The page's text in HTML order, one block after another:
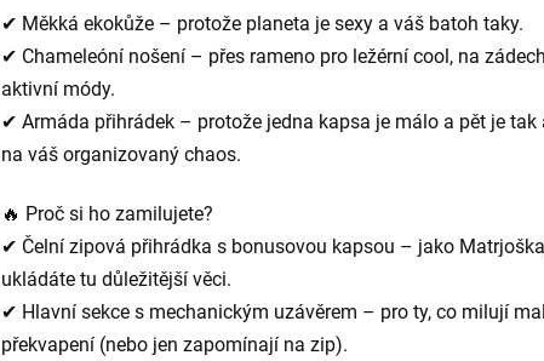
✔ Měkká ekokůže – protože planeta je sexy a váš batoh taky.
✔ Chameleóní nošení – přes rameno pro ležérní cool, na
aktivní módy.
✔ Armáda přihrádek – protože jedna kapsa je málo a pět je tak
na váš organizovaný chaos.
🔥 Proč si ho zamilujete?
✔ Čelní zipová přihrádka s bonusovou kapsou – jako
ukládáte tu důležitější věci.
✔ Hlavní sekce s mechanickým uzávěrem – pro ty, co milují
překvapení (nebo jen zapomínají na zip).